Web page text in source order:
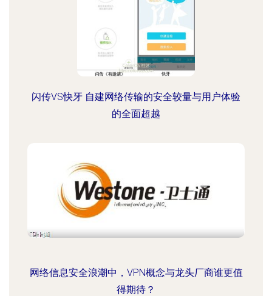
闪传VS快牙 自建网络传输的安全较量与用户体验
的全面超越
网络信息安全浪潮中，VPN概念与龙头厂商谁更值
得期待？